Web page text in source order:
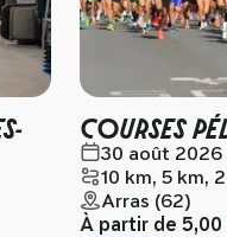
COURSES
30 août 2026
10 km, 5 km,
Arras (62)
À partir de 5,00